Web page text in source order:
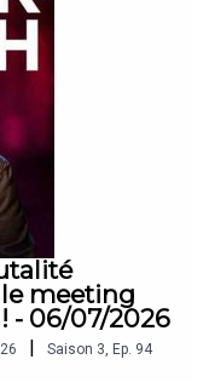
🧵
TikTok :
:
meeting
- 06/07/2026
| Saison 3, Ep. 94